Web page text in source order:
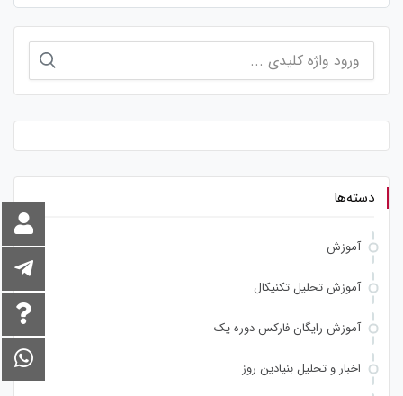
جستجو
برای:
دسته‌ها
آموزش
آموزش تحلیل تکنیکال
آموزش رایگان فارکس دوره یک
اخبار و تحلیل بنیادین روز